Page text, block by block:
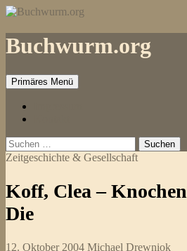
Zum
springen
Buchwurm.org
Primäres Menü
Suchen
nach:
Zeitgeschichte & Gesellschaft
Koff, Clea –
Die
12. Oktober 2004 Michael Drewniok